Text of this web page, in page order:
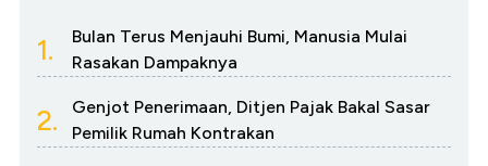
1.
Bulan Terus Menjauhi Bumi, Manusia Mulai
Rasakan Dampaknya
2.
Genjot Penerimaan, Ditjen Pajak Bakal Sasar
Pemilik Rumah Kontrakan